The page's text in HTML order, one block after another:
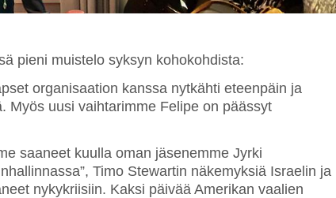
pieni muistelo syksyn kohokohdista:
organisaation kanssa nytkähti eteenpäin ja
Myös uusi vaihtarimme Felipe on päässyt
saaneet kuulla oman jäsenemme Jyrki
Timo Stewartin näkemyksiä Israelin ja
nykykriisiin. Kaksi päivää Amerikan vaalien